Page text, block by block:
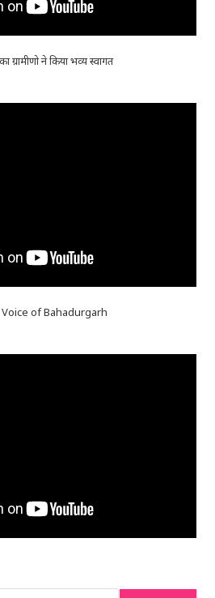
ने किया भव्य स्वागत
Voice of Bahadurgarh